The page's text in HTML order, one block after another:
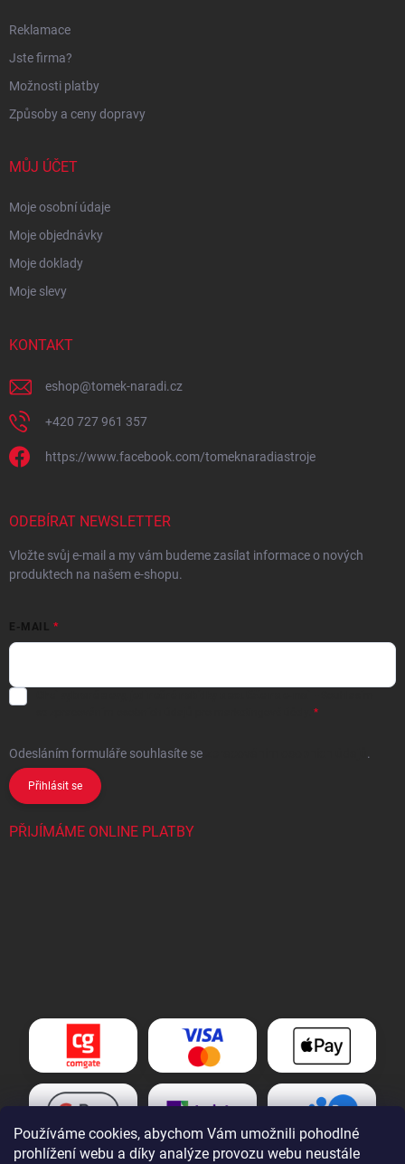
Používáme cookies, abychom Vám umožnili pohodlné
prohlížení webu a díky analýze provozu webu neustále
Reklamace
Jste firma?
Možnosti platby
Způsoby a ceny dopravy
MŮJ ÚČET
Moje osobní údaje
Moje objednávky
Moje doklady
Moje slevy
KONTAKT
eshop@tomek-naradi.cz
+420 727 961 357
https://www.facebook.com/tomeknaradiastroje
ODEBÍRAT NEWSLETTER
Vložte svůj e-mail a my vám budeme zasílat informace o nových
produktech na našem e-shopu.
E-MAIL
Odesláním formuláře souhlasíte se .
Přihlásit se
PŘIJÍMÁME ONLINE PLATBY